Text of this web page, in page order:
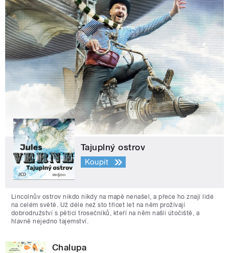
Tajuplný ostrov
Koupit
Lincolnův ostrov nikdo nikdy na mapě nenašel, a přece ho znají lidé
na celém světě. Už déle než sto třicet let na něm prožívají
dobrodružství s pěticí trosečníků, kteří na něm našli útočiště, a
hlavně nejedno tajemství.
Chalupa